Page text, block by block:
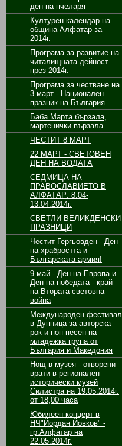
ден на пчеларя
Културен календар на
община Алфатар за
2014г.
Програма за развитие на
читалищната дейност
през 2014г.
Програма за честване на
3 март - Национален
празник на България
Баба Марта бързала,
мартенички вързала...
ЧЕСТИТ 8 МАРТ
22 МАРТ - СВЕТОВЕН
ДЕН НА ВОДАТА
СЕДМИЦА НА
ПРАВОСЛАВИЕТО В
АЛФАТАР: 8.04-
13.04.2014г.
СВЕТЛИ ВЕЛИКДЕНСКИ
ПРАЗНИЦИ
Честит Гергьовден - Ден
на храбростта и
Българската армия!
9 май - Ден на Европа и
Ден на победата - край
на Втората световна
война
Международен фестивал
в Дупница за авторска
рок и поп песен на
младежка група от
България и Македония
Нощ в музея - отворени
врати в регионален
исторически музей
Силистра на 19.05.2014г.
от 18,00 часа
Юбилеен концерт в
НЧ"Йордан Йовков" -
гр.Алфатар на
22.05.2014г.